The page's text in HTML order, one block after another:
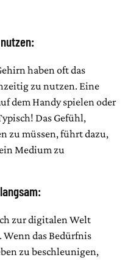
haben oft das
zu nutzen. Eine
dem Handy spielen oder
Das Gefühl,
zu müssen, führt dazu,
Medium zu
zur digitalen Welt
das Bedürfnis
zu beschleunigen,